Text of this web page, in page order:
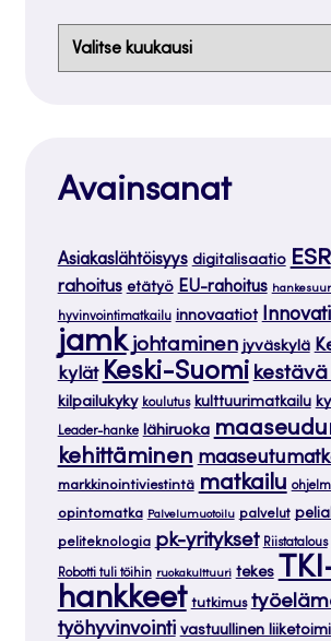
Arkistot
Avainsanat
Asiakaslähtöisyys digitalisaatio ESR
rahoitus etätyö EU-rahoitus
hyvinvointimatkailu innovaatiot
jamk johtaminen jyväskylä
kylät Keski-Suomi
kilpailukyky koulutus kulttuurimatkailu
Leader-hanke lähiruoka
kehittäminen
markkinointiviestintä matkailu
opintomatka Palvelumuotoilu palvelut
peliteknologia pk-yritykset Riistatalous
Robotti tuli töihin ruokakulttuuri tekes
hankkeet tutkimus
työhyvinvointi vastuullinen